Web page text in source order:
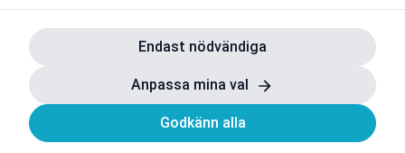
Endast nödvändiga
Anpassa mina val
Godkänn alla